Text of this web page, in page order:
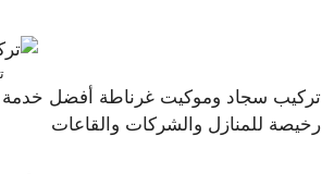
تركيب سجاد وموكيت غرناطة أفضل خدمة
رخيصة للمنازل والشركات والقاعات